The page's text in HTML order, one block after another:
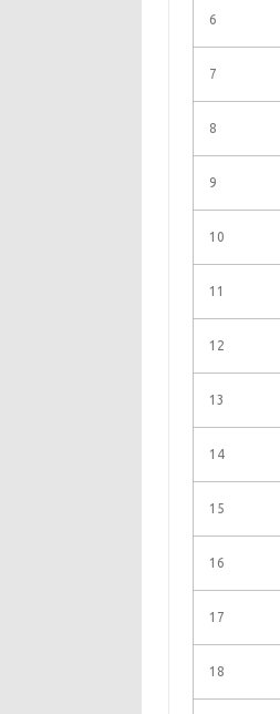
6
7
8
9
10
11
12
13
14
15
16
17
18